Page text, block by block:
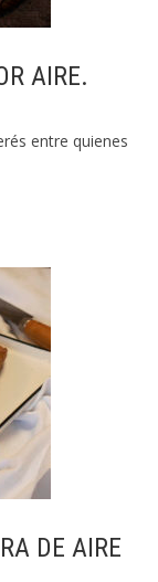
AIRE.
entre quienes
DE AIRE